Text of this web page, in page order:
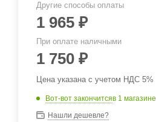
Другие способы оплаты
1 965 ₽
При оплате наличными
1 750 ₽
Цена указана с учетом НДС 5%
Вот-вот закончитсяв 1 магазине
Нашли дешевле?